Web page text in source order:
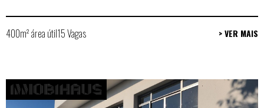
400m² área útil15 Vagas > VER MAIS